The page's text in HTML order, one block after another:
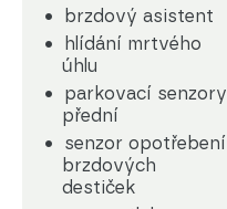
brzdový asistent
hlídání mrtvého
úhlu
parkovací senzory
přední
senzor opotřebení
brzdových
destiček